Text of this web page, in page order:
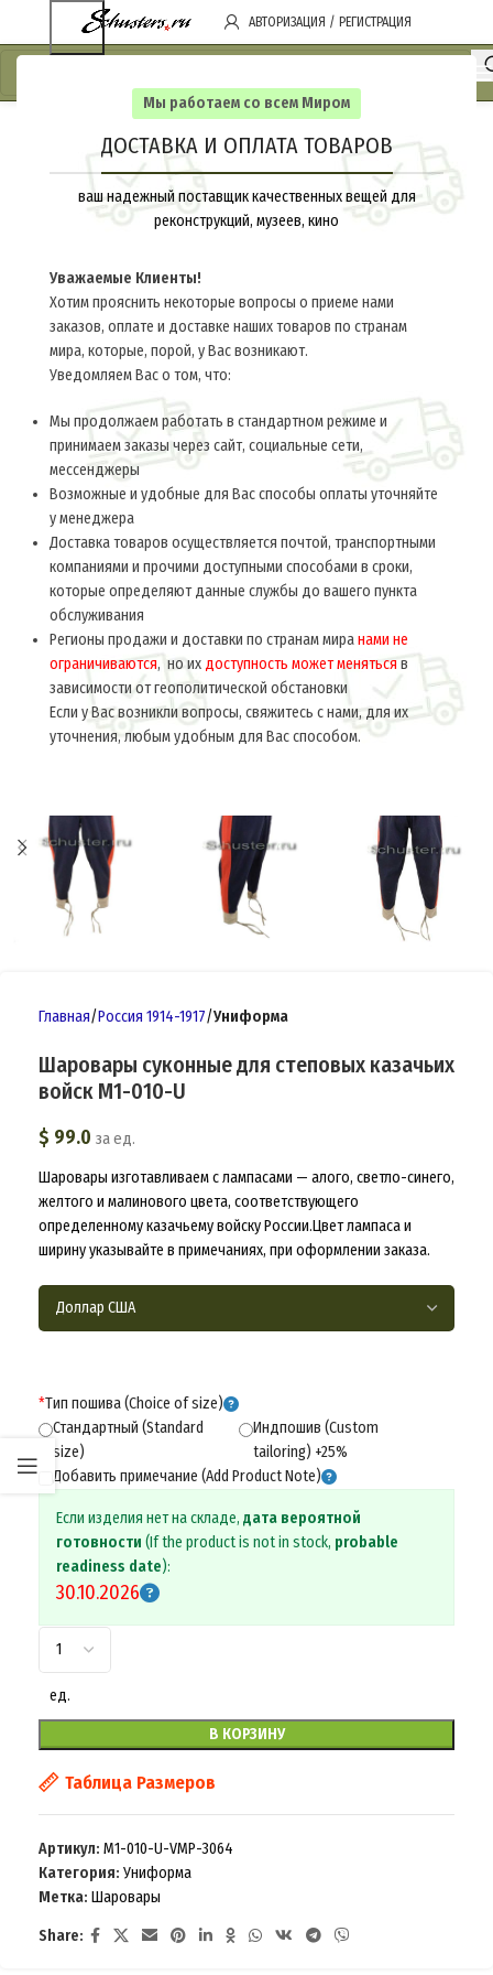
Мы работаем со всем Миром
ДОСТАВКА И ОПЛАТА ТОВАРОВ
ваш надежный поставщик качественных вещей для
реконструкций, музеев, кино
Уважаемые Клиенты!
Хотим прояснить некоторые вопросы о приеме нами
заказов, оплате и доставке наших товаров по странам
мира, которые, порой, у Вас возникают.
Уведомляем Вас о том, что:
Мы продолжаем работать в стандартном режиме и
принимаем заказы через сайт, социальные сети,
мессенджеры
Возможные и удобные для Вас способы оплаты уточняйте
у менеджера
Доставка товаров осуществляется почтой, транспортными
компаниями и прочими доступными способами в сроки,
которые определяют данные службы до вашего пункта
обслуживания
Регионы продажи и доставки по странам миранами не
ограничиваются, но их доступность может меняться в
зависимости от геополитической обстановки
Если у Вас возникли вопросы, свяжитесь с нами, для их
уточнения, любым удобным для Вас способом.
АВТОРИЗАЦИЯ / РЕГИСТРАЦИЯ
Главная Россия 1914-1917 Униформа
Шаровары суконные для степовых казачьих
войск M1-010-U
$ 99.0 за ед.
Шаровары изготавливаем с лампасами — алого, светло-синего,
желтого и малинового цвета, соответствующего
определенному казачьему войску России.Цвет лампаса и
ширину указывайте в примечаниях, при оформлении заказа.
*Тип пошива (Choice of size)
Стандартный (Standard
size)
Индпошив (Custom
tailoring) +25%
Добавить примечание (Add Product Note)
Если изделия нет на складе, дата вероятной
готовности (If the product is not in stock, probable
readiness date):
30.10.2026
ед.
В КОРЗИНУ
Таблица Размеров
Артикул: M1-010-U-VMP-3064
Категория: Униформа
Метка: Шаровары
Share: